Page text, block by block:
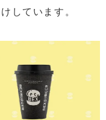
しています。